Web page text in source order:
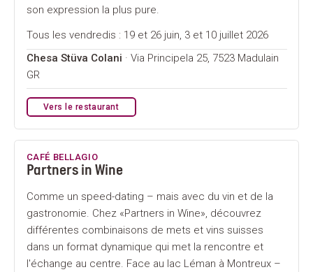
son expression la plus pure.
Tous les vendredis : 19 et 26 juin, 3 et 10 juillet 2026
Chesa Stüva Colani · Via Principela 25, 7523 Madulain
GR
Vers le restaurant
CAFÉ BELLAGIO
Partners in Wine
Comme un speed-dating – mais avec du vin et de la
gastronomie. Chez «Partners in Wine», découvrez
différentes combinaisons de mets et vins suisses
dans un format dynamique qui met la rencontre et
l'échange au centre. Face au lac Léman à Montreux –